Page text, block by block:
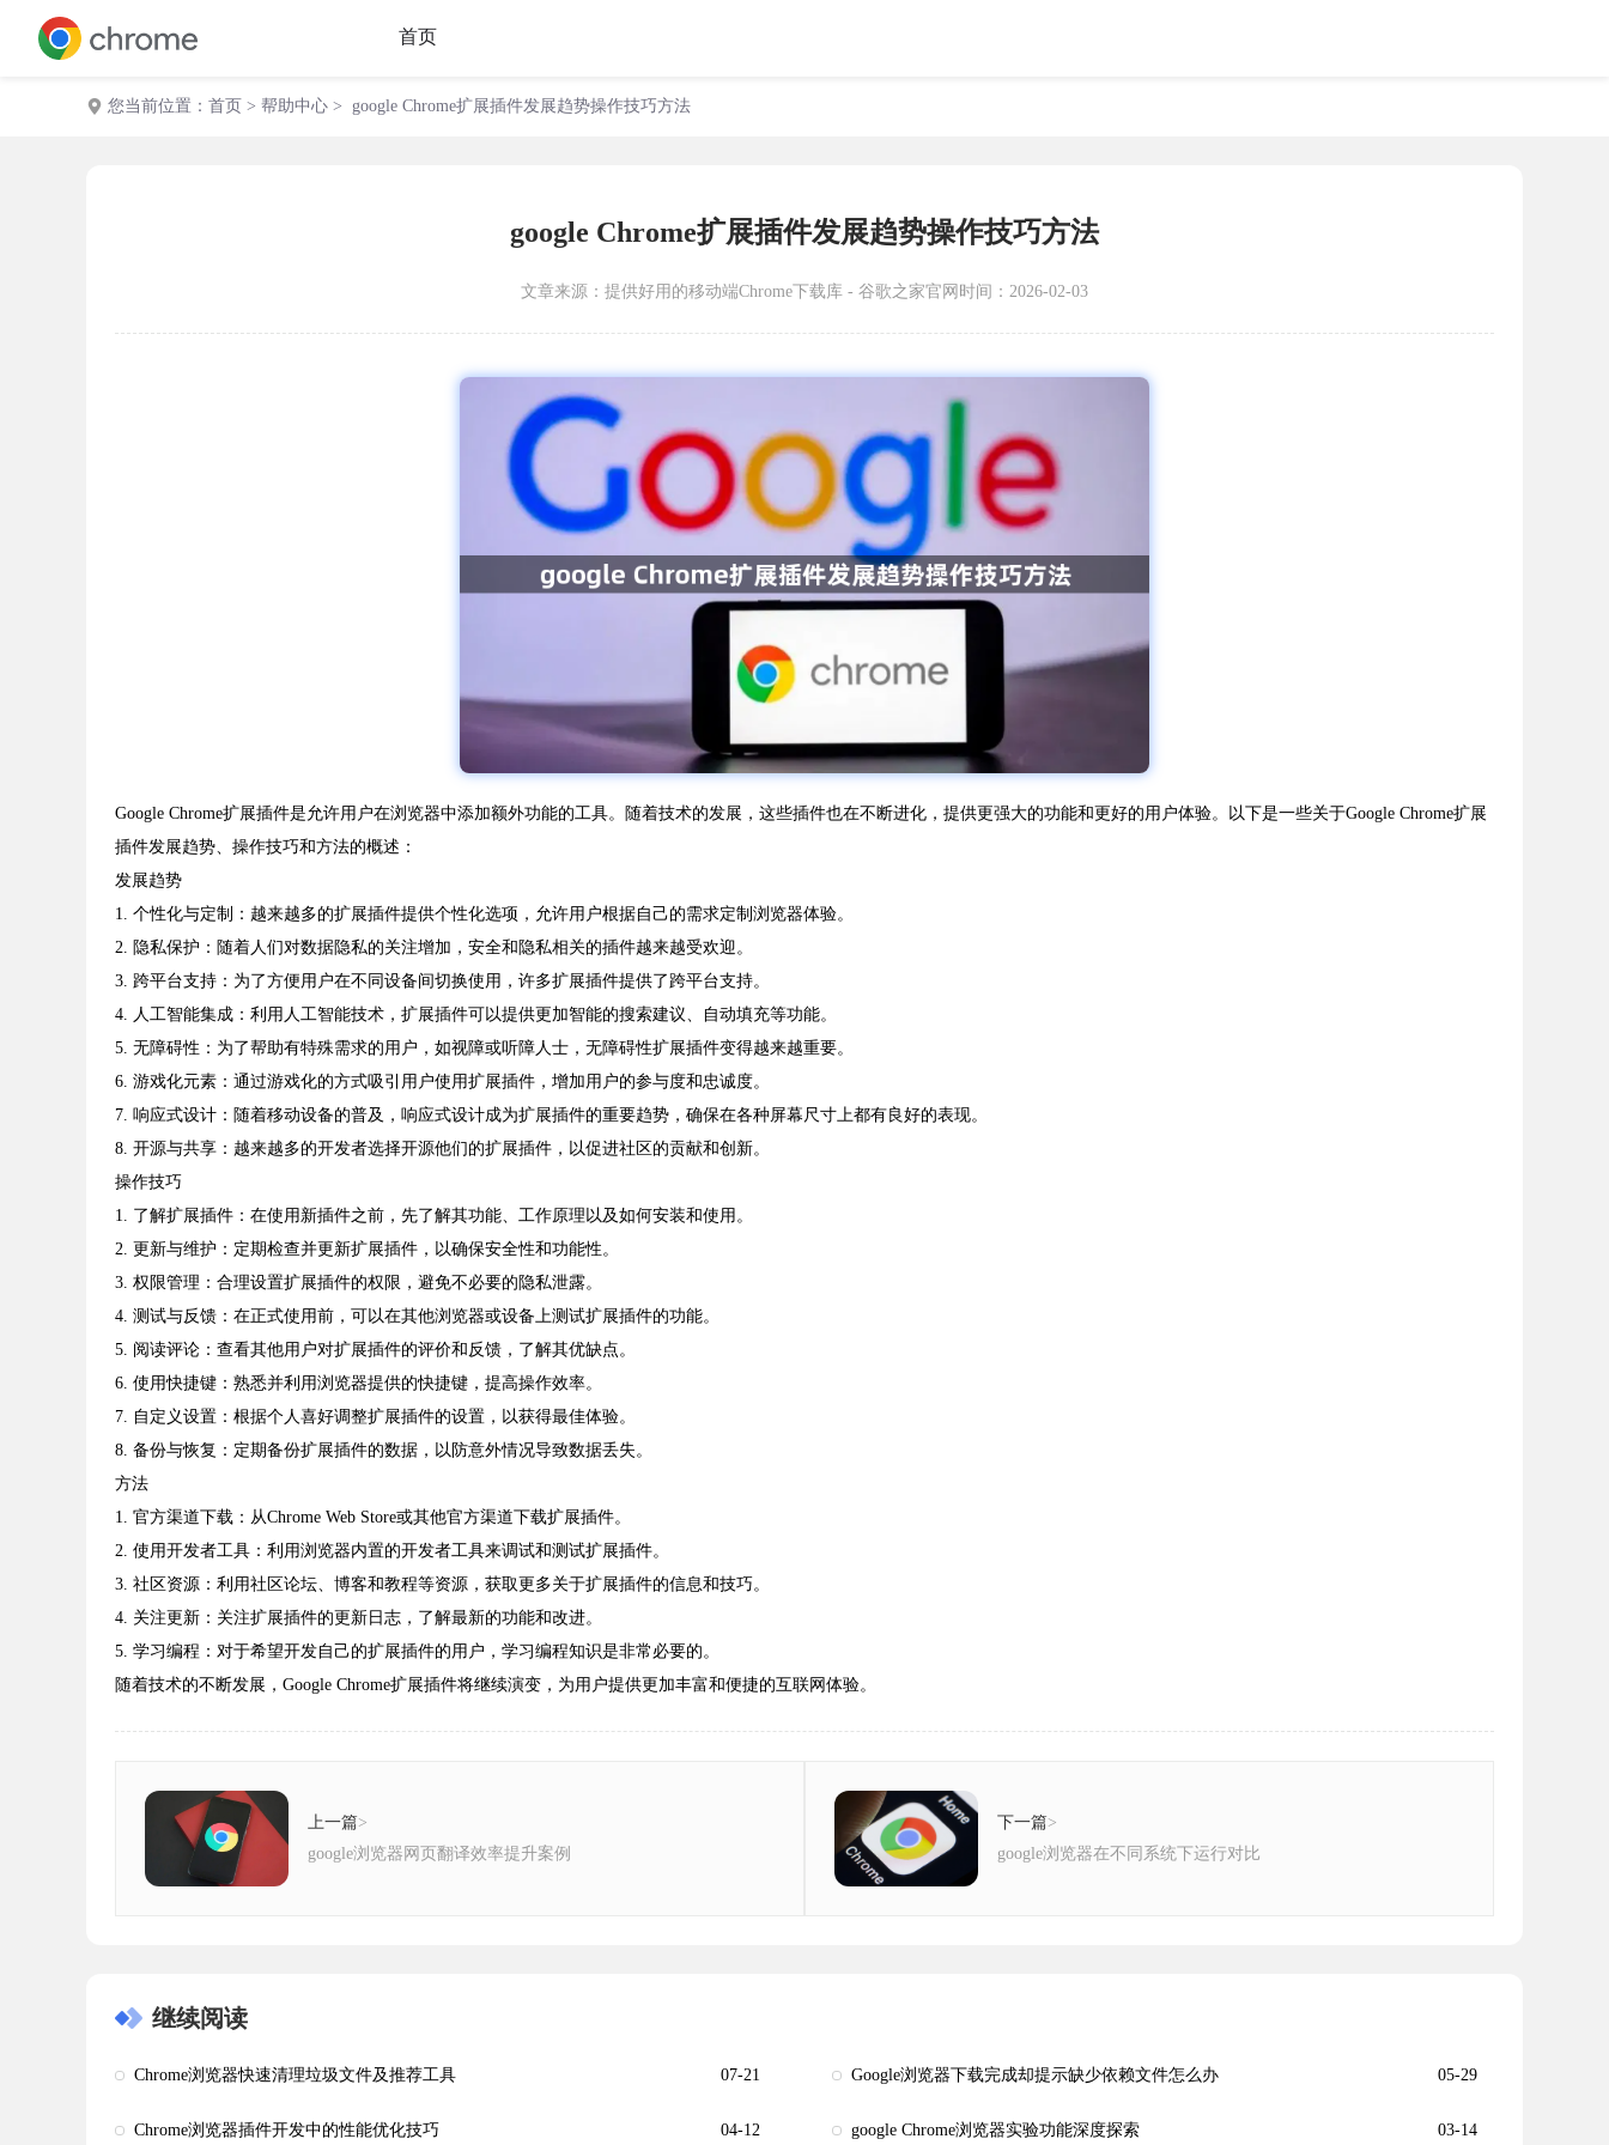
首页
您当前位置： 首页 > 帮助中心 > google Chrome扩展插件发展趋势操作技巧方法
google Chrome扩展插件发展趋势操作技巧方法
文章来源： 提供好用的移动端Chrome下载库 - 谷歌之家官网 时间：2026-02-03
Google Chrome扩展插件是允许用户在浏览器中添加额外功能的工具。随着技术的发展，这些插件也在不断进化，提供更强大的功能和更好的用户体验。以下是一些关于Google Chrome扩展
插件发展趋势、操作技巧和方法的概述：
发展趋势
1. 个性化与定制：越来越多的扩展插件提供个性化选项，允许用户根据自己的需求定制浏览器体验。
2. 隐私保护：随着人们对数据隐私的关注增加，安全和隐私相关的插件越来越受欢迎。
3. 跨平台支持：为了方便用户在不同设备间切换使用，许多扩展插件提供了跨平台支持。
4. 人工智能集成：利用人工智能技术，扩展插件可以提供更加智能的搜索建议、自动填充等功能。
5. 无障碍性：为了帮助有特殊需求的用户，如视障或听障人士，无障碍性扩展插件变得越来越重要。
6. 游戏化元素：通过游戏化的方式吸引用户使用扩展插件，增加用户的参与度和忠诚度。
7. 响应式设计：随着移动设备的普及，响应式设计成为扩展插件的重要趋势，确保在各种屏幕尺寸上都有良好的表现。
8. 开源与共享：越来越多的开发者选择开源他们的扩展插件，以促进社区的贡献和创新。
操作技巧
1. 了解扩展插件：在使用新插件之前，先了解其功能、工作原理以及如何安装和使用。
2. 更新与维护：定期检查并更新扩展插件，以确保安全性和功能性。
3. 权限管理：合理设置扩展插件的权限，避免不必要的隐私泄露。
4. 测试与反馈：在正式使用前，可以在其他浏览器或设备上测试扩展插件的功能。
5. 阅读评论：查看其他用户对扩展插件的评价和反馈，了解其优缺点。
6. 使用快捷键：熟悉并利用浏览器提供的快捷键，提高操作效率。
7. 自定义设置：根据个人喜好调整扩展插件的设置，以获得最佳体验。
8. 备份与恢复：定期备份扩展插件的数据，以防意外情况导致数据丢失。
方法
1. 官方渠道下载：从Chrome Web Store或其他官方渠道下载扩展插件。
2. 使用开发者工具：利用浏览器内置的开发者工具来调试和测试扩展插件。
3. 社区资源：利用社区论坛、博客和教程等资源，获取更多关于扩展插件的信息和技巧。
4. 关注更新：关注扩展插件的更新日志，了解最新的功能和改进。
5. 学习编程：对于希望开发自己的扩展插件的用户，学习编程知识是非常必要的。
随着技术的不断发展，Google Chrome扩展插件将继续演变，为用户提供更加丰富和便捷的互联网体验。
上一篇>
google浏览器网页翻译效率提升案例
下一篇>
google浏览器在不同系统下运行对比
继续阅读
Chrome浏览器快速清理垃圾文件及推荐工具 07-21 Google浏览器下载完成却提示缺少依赖文件怎么办 05-29
Chrome浏览器插件开发中的性能优化技巧 04-12 google Chrome浏览器实验功能深度探索 03-14